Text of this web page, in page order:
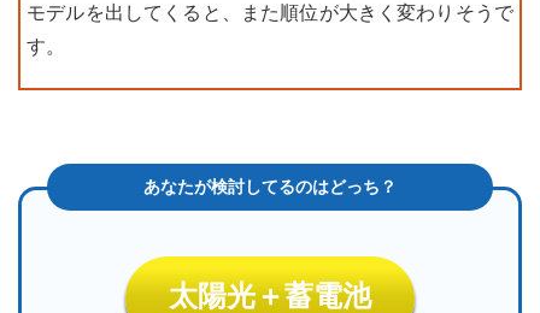
モデルを出してくると、また順位が大きく変わりそうで
す。
太陽光＋蓄電池